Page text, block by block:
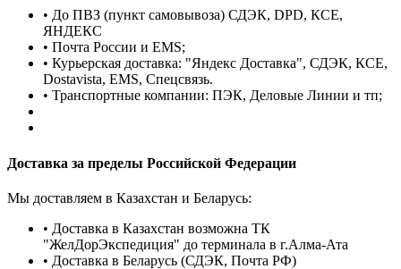
• До ПВЗ (пункт самовывоза) СДЭК, DPD, КСЕ,
ЯНДЕКС
• Почта России и EMS;
• Курьерская доставка: "Яндекс Доставка", СДЭК, КСЕ,
Dostavista, EMS, Спецсвязь.
• Транспортные компании: ПЭК, Деловые Линии и тп;
Доставка за пределы Российской Федерации
Мы доставляем в Казахстан и Беларусь:
• Доставка в Казахстан возможна ТК
"ЖелДорЭкспедиция" до терминала в г.Алма-Ата
• Доставка в Беларусь (СДЭК, Почта РФ)